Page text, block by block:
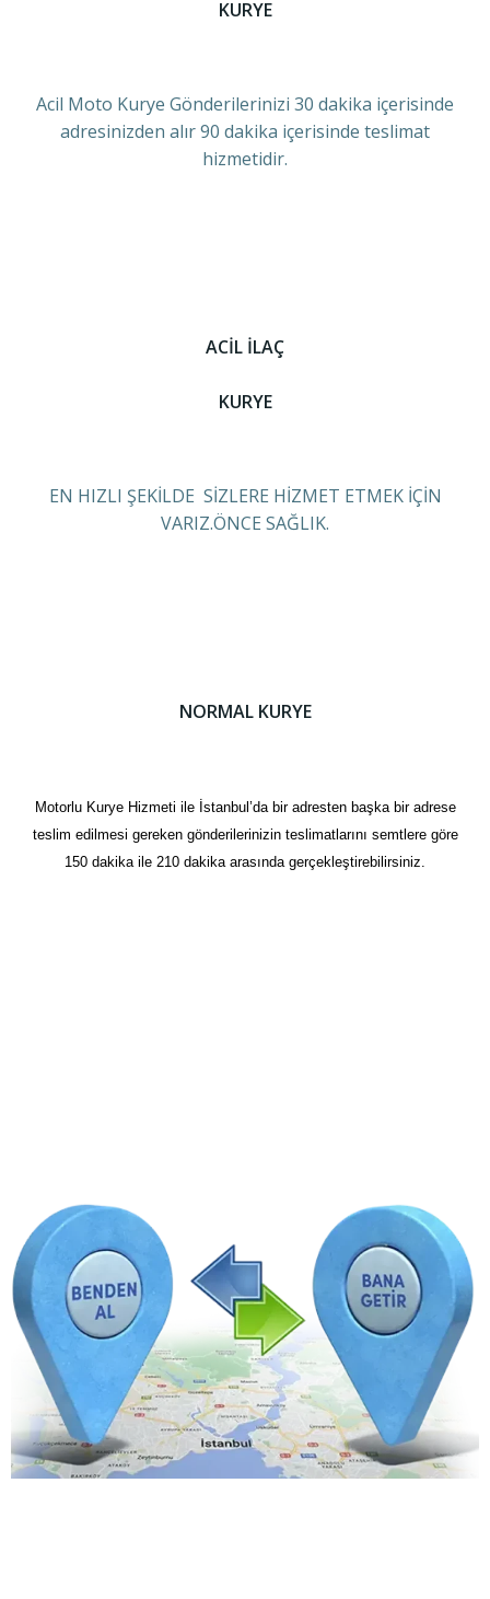
KURYE
Acil Moto Kurye Gönderilerinizi 30 dakika içerisinde
adresinizden alır 90 dakika içerisinde teslimat
hizmetidir.
ACİL İLAÇ
KURYE
EN HIZLI ŞEKİLDE SİZLERE HİZMET ETMEK İÇİN
VARIZ.ÖNCE SAĞLIK.
NORMAL KURYE
Motorlu Kurye Hizmeti ile İstanbul’da bir adresten başka bir adrese
teslim edilmesi gereken gönderilerinizin teslimatlarını semtlere göre
150 dakika ile 210 dakika arasında gerçekleştirebilirsiniz.